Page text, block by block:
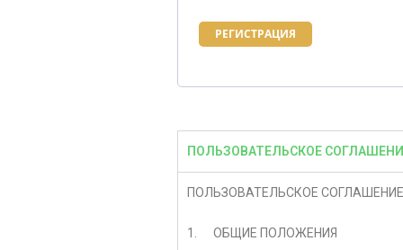
РЕГИСТРАЦИЯ
ПОЛЬЗОВАТЕЛЬСКОЕ
ПОЛЬЗОВАТЕЛЬСКОЕ
1. ОБЩИЕ ПОЛОЖЕНИЯ